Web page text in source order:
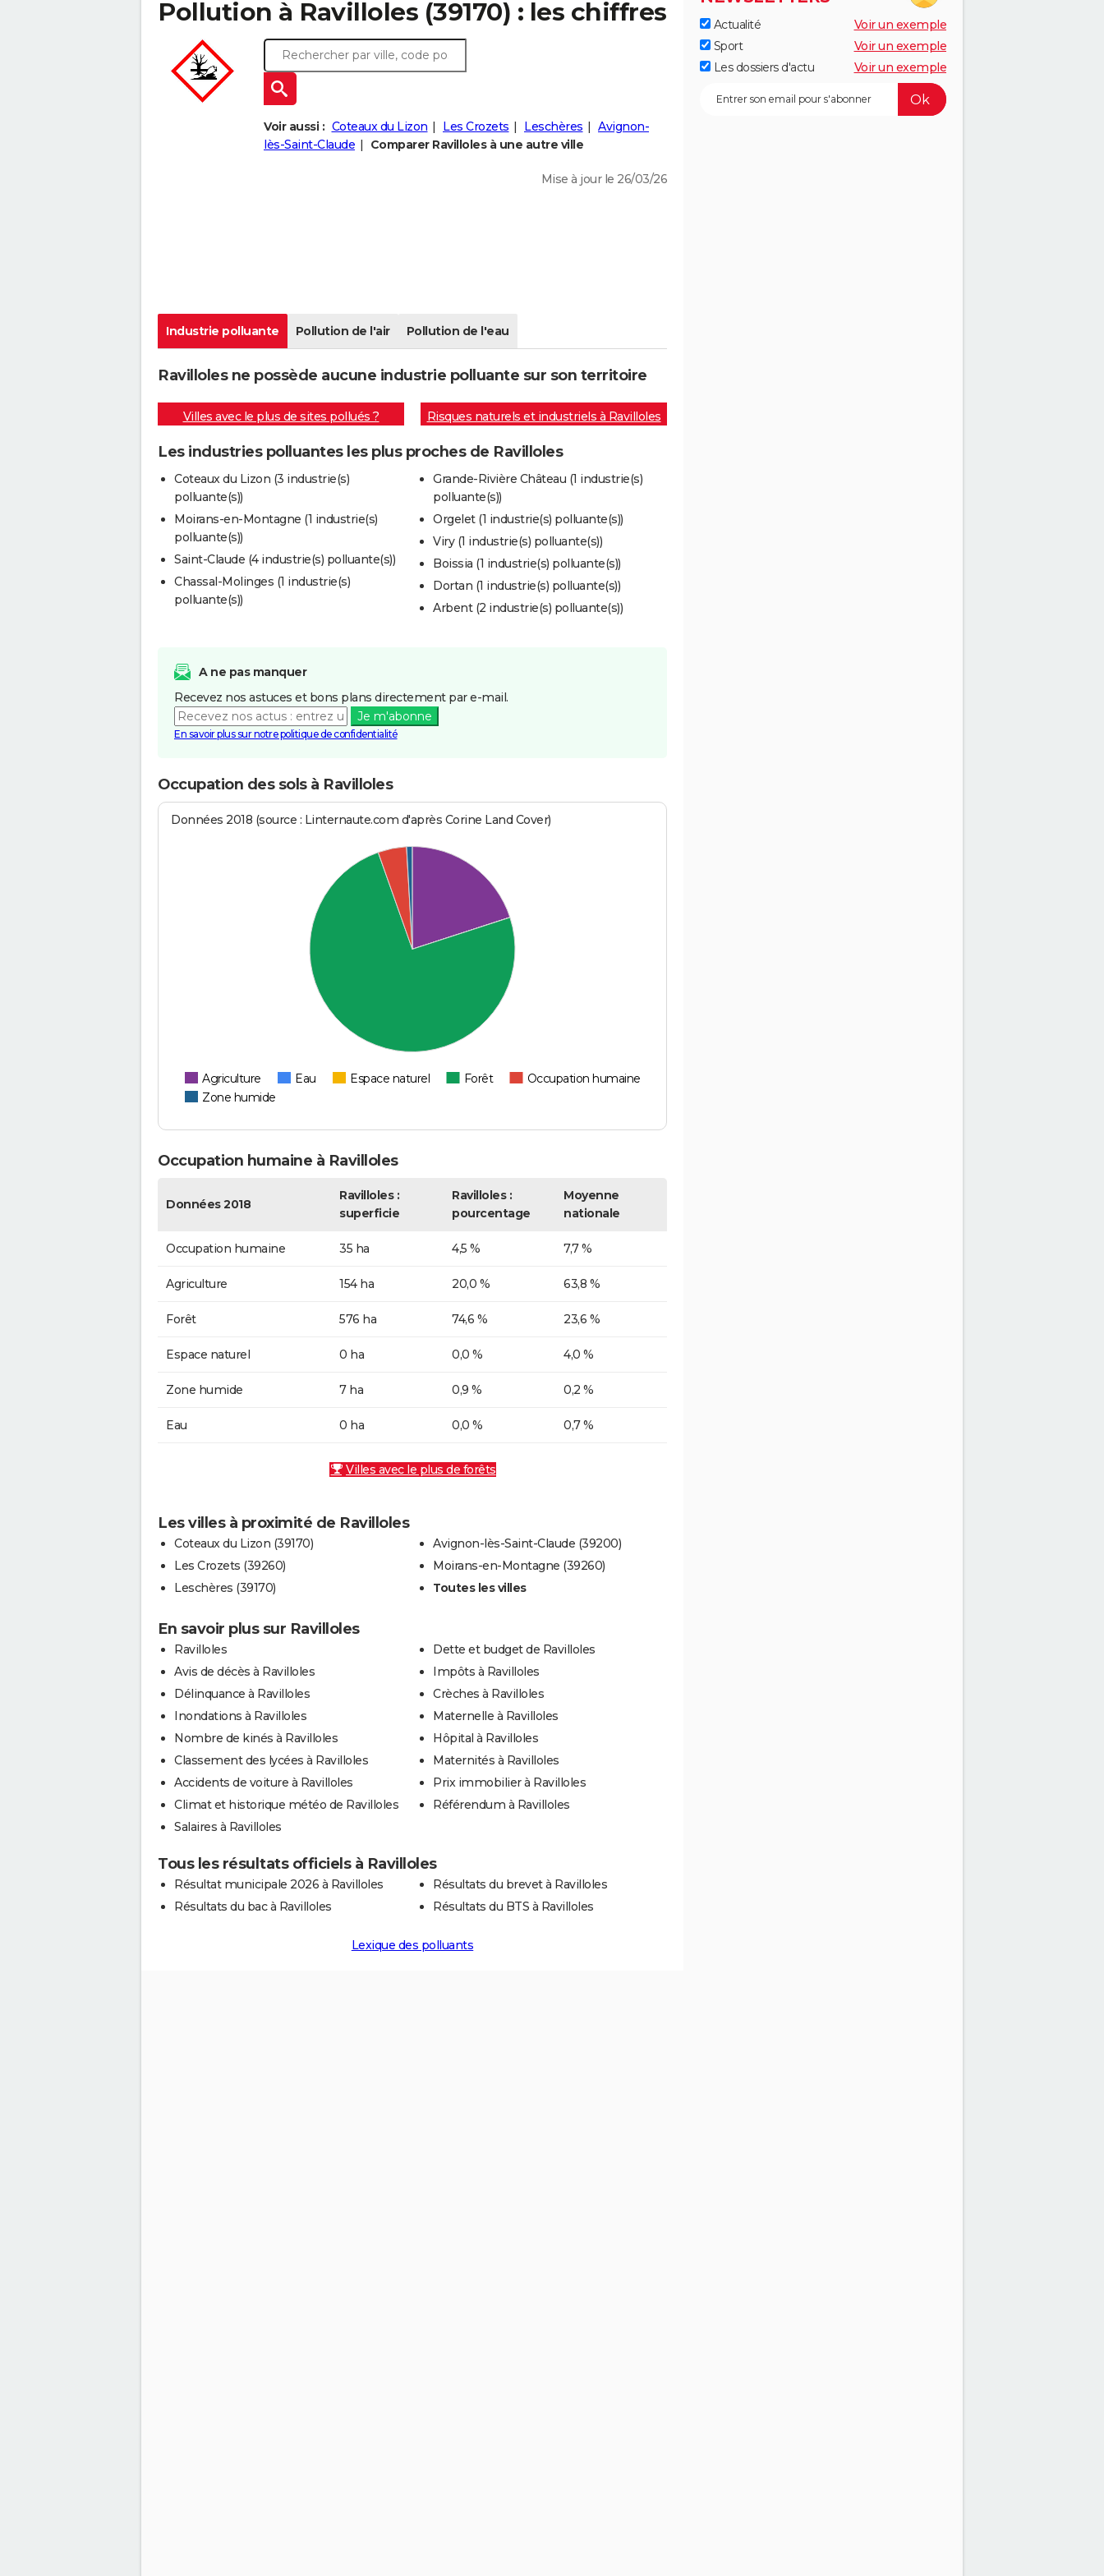
Pollution à Ravilloles (39170) : les chiffres
Voir aussi : Coteaux du Lizon Les Crozets Leschères
Avignon-
lès-Saint-Claude
Comparer Ravilloles à une autre ville
Mise à jour le 26/03/26
Industrie polluante Pollution de l'air Pollution de l'eau
Ravilloles ne possède aucune industrie polluante sur son territoire
Villes avec le plus de sites pollués ? Risques naturels et industriels à Ravilloles
Les industries polluantes les plus proches de Ravilloles
Coteaux du Lizon (3 industrie(s)
polluante(s))
Moirans-en-Montagne (1 industrie(s)
polluante(s))
Saint-Claude (4 industrie(s) polluante(s))
Chassal-Molinges (1 industrie(s)
polluante(s))
Grande-Rivière Château (1 industrie(s)
polluante(s))
Orgelet (1 industrie(s) polluante(s))
Viry (1 industrie(s) polluante(s))
Boissia (1 industrie(s) polluante(s))
Dortan (1 industrie(s) polluante(s))
Arbent (2 industrie(s) polluante(s))
A ne pas manquer
Recevez nos astuces et bons plans directement par e-mail.
Je m'abonne
En savoir plus sur notre politique de confidentialité
Occupation des sols à Ravilloles
Données 2018 (source : Linternaute.com d'après Corine Land Cover)
Agriculture Eau Espace naturel Forêt
Occupation humaine
Zone humide
Occupation humaine à Ravilloles
Données 2018
Ravilloles :
superficie
Ravilloles :
pourcentage
Moyenne
nationale
Occupation humaine 35 ha 4,5 % 7,7 %
Agriculture 154 ha 20,0 % 63,8 %
Forêt 576 ha 74,6 % 23,6 %
Espace naturel 0 ha 0,0 % 4,0 %
Zone humide 7 ha 0,9 % 0,2 %
Eau 0 ha 0,0 % 0,7 %
Villes avec le plus de forêts
Les villes à proximité de Ravilloles
Coteaux du Lizon (39170)
Les Crozets (39260)
Leschères (39170)
Avignon-lès-Saint-Claude (39200)
Moirans-en-Montagne (39260)
Toutes les villes
En savoir plus sur Ravilloles
Ravilloles
Avis de décès à Ravilloles
Délinquance à Ravilloles
Inondations à Ravilloles
Nombre de kinés à Ravilloles
Classement des lycées à Ravilloles
Accidents de voiture à Ravilloles
Climat et historique météo de Ravilloles
Salaires à Ravilloles
Dette et budget de Ravilloles
Impôts à Ravilloles
Crèches à Ravilloles
Maternelle à Ravilloles
Hôpital à Ravilloles
Maternités à Ravilloles
Prix immobilier à Ravilloles
Référendum à Ravilloles
Tous les résultats officiels à Ravilloles
Résultat municipale 2026 à Ravilloles
Résultats du bac à Ravilloles
Résultats du brevet à Ravilloles
Résultats du BTS à Ravilloles
Lexique des polluants
Actualité
Voir un exemple
Sport
Voir un exemple
Les dossiers d'actu
Voir un exemple